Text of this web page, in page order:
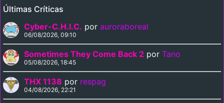
Últimas Críticas
Cyber-C.H.I.C. por auroraboreal
06/08/2026, 09:10
Sometimes They Come Back 2 por Tano
05/08/2026, 18:45
THX 1138 por respag
04/08/2026, 22:21